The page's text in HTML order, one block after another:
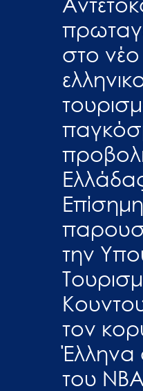
στο
Επίσημη
την
τον
Έλληνα
του NBA